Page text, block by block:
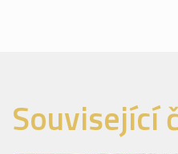
Související